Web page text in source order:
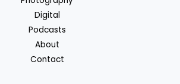
Digital
Podcasts
About
Contact